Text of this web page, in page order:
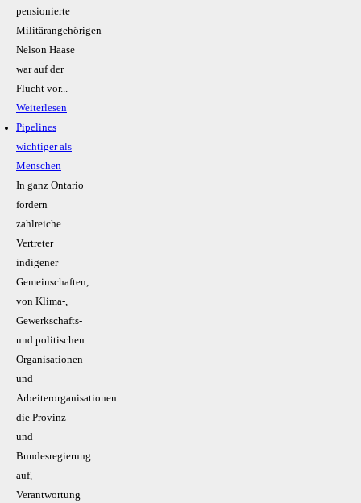
pensionierte
Militärangehörigen
Nelson Haase
war auf der
Flucht vor...
Weiterlesen
Pipelines
wichtiger als
Menschen
In ganz Ontario
fordern
zahlreiche
Vertreter
indigener
Gemeinschaften,
von Klima-,
Gewerkschafts-
und politischen
Organisationen
und
Arbeiterorganisationen
die Provinz-
und
Bundesregierung
auf,
Verantwortung